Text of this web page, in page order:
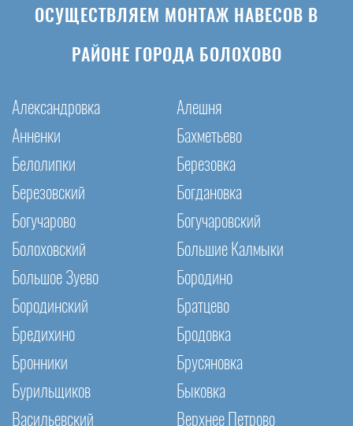
ОСУЩЕСТВЛЯЕМ МОНТАЖ НАВЕСОВ В
РАЙОНЕ ГОРОДА БОЛОХОВО
Александровка
Алешня
Анненки
Бахметьево
Белолипки
Березовка
Березовский
Богдановка
Богучарово
Богучаровский
Болоховский
Большие Калмыки
Большое Зуево
Бородино
Бородинский
Братцево
Бредихино
Бродовка
Бронники
Брусяновка
Бурильщиков
Быковка
Васильевский
Верхнее Петрово